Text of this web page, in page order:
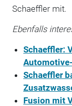
Schaeffler mit.
Ebenfalls
Schaeffler:
Schaeffler
Fusion mit